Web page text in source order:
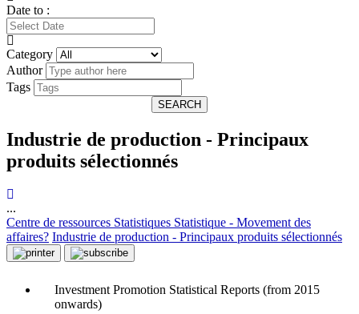
Date to :
Category
Author
Tags
SEARCH
Industrie de production - Principaux
produits sélectionnés
...
Centre de ressources Statistiques Statistique - Movement des
affaires? Industrie de production - Principaux produits sélectionnés
Investment Promotion Statistical Reports (from 2015
onwards)